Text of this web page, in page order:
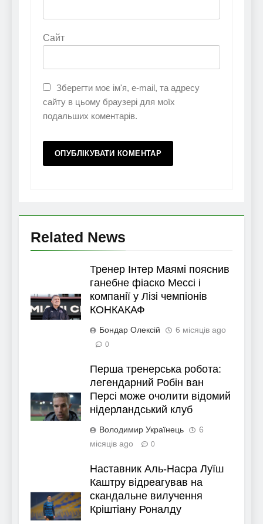
Сайт
Зберегти моє ім'я, e-mail, та адресу
сайту в цьому браузері для моїх
подальших коментарів.
Related News
Тренер Інтер Маямі пояснив
ганебне фіаско Мессі і
компанії у Лізі чемпіонів
КОНКАКАФ
Бондар Олексій 6 місяців ago
0
Перша тренерська робота:
легендарний Робін ван
Персі може очолити відомий
нідерландський клуб
Володимир Українець
6
місяців ago
0
Наставник Аль-Насра Луїш
Каштру відреагував на
скандальне вилучення
Кріштіану Роналду